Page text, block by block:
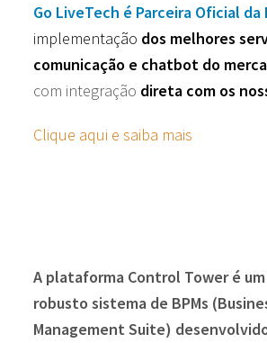
Go LiveTech é Parceira Oficial
implementação dos melhores
comunicação e chatbot do
com integração direta com os
Clique aqui e saiba mais
A plataforma Control Tower é
robusto sistema de BPMs
Management Suite)